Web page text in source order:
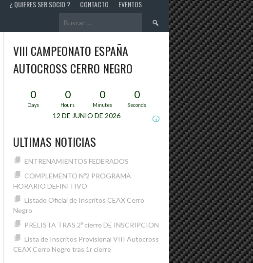
¿ QUIERES SER SOCIO ? CONTACTO EVENTOS
Buscar:
VIII CAMPEONATO ESPAÑA
AUTOCROSS CERRO NEGRO
0
Days
0
Hours
0
Minutes
0
Seconds
12 DE JUNIO DE 2026 i
ULTIMAS NOTICIAS
ENTRENAMIENTOS FEDERADOS
COMPLEMENTO Nº2 PROGRAMA
HORARIO DEFINITIVO
Listado Oficial de Inscritos CEAX Cerro
Negro
PRELISTA TRAS 2º cierre DE INSCRIPCION
Lista de Inscritos Provisional VIII Autocross
CEAX Cerro Negro tras 1r cierre